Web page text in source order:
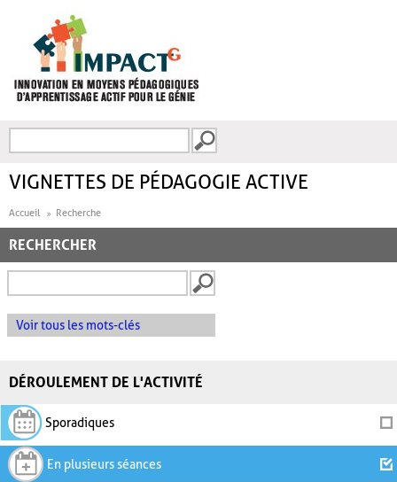
FORMULAIRE DE
VIGNETTES DE PÉDAGOGIE ACTIVE
Accueil Recherche
RECHERCHER
Voir tous les mots-clés
DÉROULEMENT DE L'ACTIVITÉ
Sporadiques
En plusieurs séances